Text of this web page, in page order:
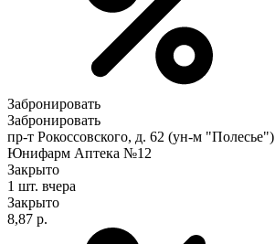
Забронировать
Забронировать
пр-т Рокоссовского, д. 62 (ун-м "Полесье")
Юнифарм Аптека №12
Закрыто
1 шт. вчера
Закрыто
8,87 р.